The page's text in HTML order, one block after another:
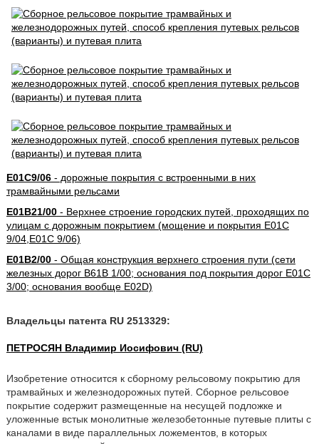
E01C9/06- дорожные покрытия с встроенными в них
трамвайными рельсами
E01B21/00- Верхнее строение городских путей, проходящих по
улицам с дорожным покрытием (мощение и покрытия E01C
9/04,E01C 9/06)
E01B2/00- Общая конструкция верхнего строения пути (сети
железных дорог B61B 1/00; основания под покрытия дорог E01C
3/00; основания вообще E02D)
Владельцы патента RU 2513329:
ПЕТРОСЯН Владимир Иосифович (RU)
Изобретение относится к сборному рельсовому покрытию для
трамвайных и железнодорожных путей. Сборное рельсовое
покрытие содержит размещенные на несущей подложке и
уложенные встык монолитные железобетонные путевые плиты с
каналами в виде параллельных ложементов, в которых